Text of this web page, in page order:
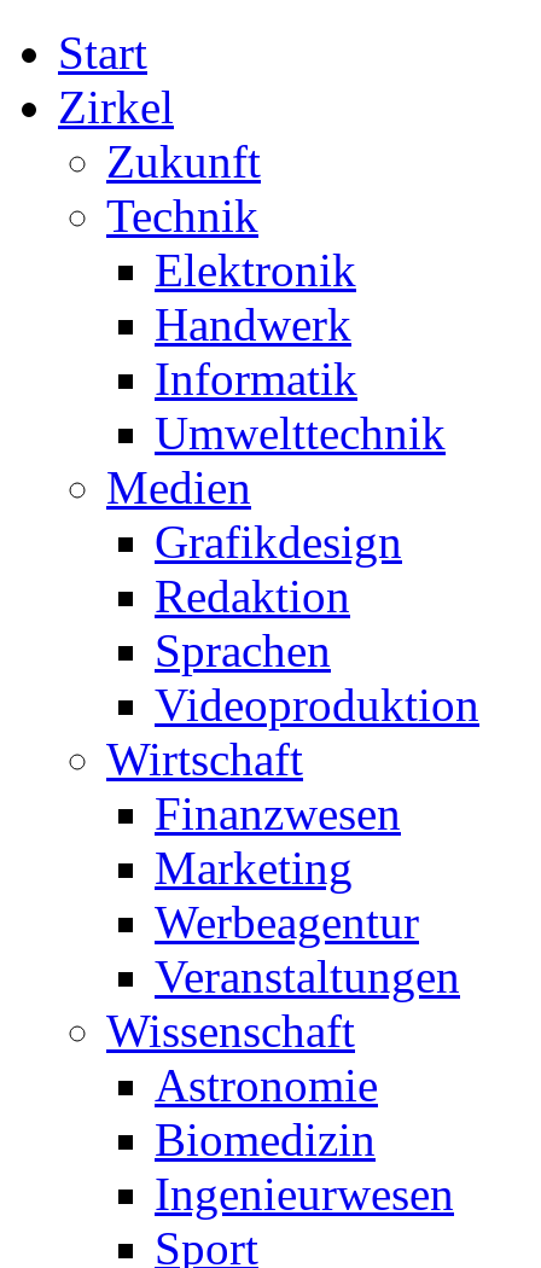
Start
Zirkel
Zukunft
Technik
Elektronik
Handwerk
Informatik
Umwelttechnik
Medien
Grafikdesign
Redaktion
Sprachen
Videoproduktion
Wirtschaft
Finanzwesen
Marketing
Werbeagentur
Veranstaltungen
Wissenschaft
Astronomie
Biomedizin
Ingenieurwesen
Sport